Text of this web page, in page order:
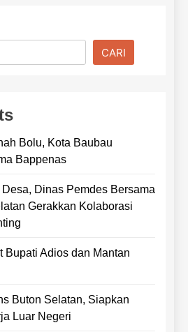
CARI
Bolu, Kota Baubau
Bappenas
Dinas Pemdes Bersama
Gerakkan Kolaborasi
Bupati Adios dan Mantan
Buton Selatan, Siapkan
Luar Negeri